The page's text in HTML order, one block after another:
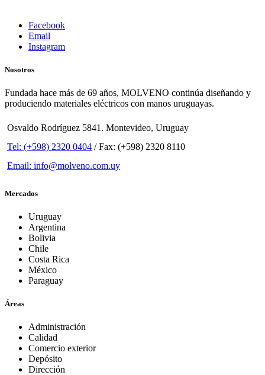
Facebook
Email
Instagram
Nosotros
Fundada hace más de 69 años, MOLVENO continúa diseñando y
produciendo materiales eléctricos con manos uruguayas.
Osvaldo Rodríguez 5841. Montevideo, Uruguay
Tel: (+598) 2320 0404 / Fax: (+598) 2320 8110
Email: info@molveno.com.uy
Mercados
Uruguay
Argentina
Bolivia
Chile
Costa Rica
México
Paraguay
Áreas
Administración
Calidad
Comercio exterior
Depósito
Dirección